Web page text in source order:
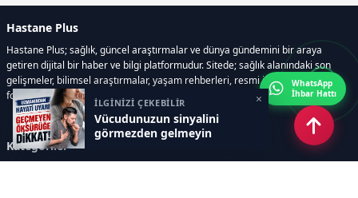
İLGİNİZİ ÇEKEBİLİR
Vücudunuzun sinyalini
görmezden gelmeyin
×
Hastane Plus
Hastane Plus; sağlık, güncel araştırmalar ve dünya gündemini bir araya
getiren dijital bir haber ve bilgi platformudur. Sitede; sağlık alanındaki son
gelişmeler, bilimsel araştırmalar, yaşam rehberleri, resmi ilanlar, video ve
fotoğraf galerileri ve e-gazete içerikleri yer almaktadır.
Kategoriler
WhatsApp
İhbar Hattı